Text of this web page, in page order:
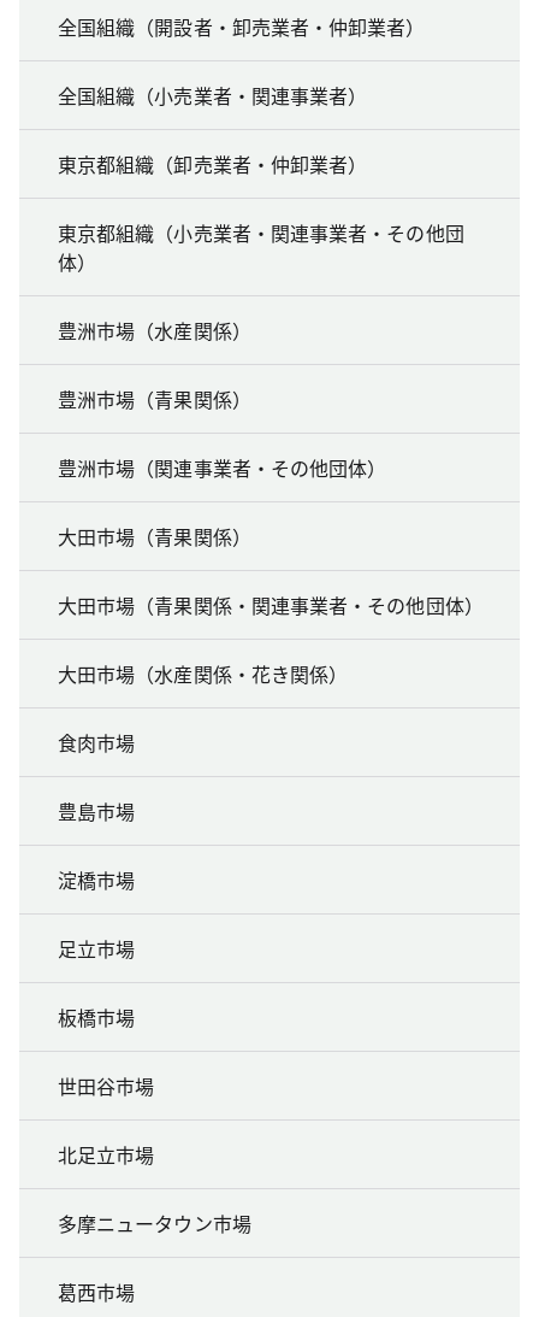
全国組織（開設者・卸売業者・仲卸業者）
全国組織（小売業者・関連事業者）
東京都組織（卸売業者・仲卸業者）
東京都組織（小売業者・関連事業者・その他団
体）
豊洲市場（水産関係）
豊洲市場（青果関係）
豊洲市場（関連事業者・その他団体）
大田市場（青果関係）
大田市場（青果関係・関連事業者・その他団体）
大田市場（水産関係・花き関係）
食肉市場
豊島市場
淀橋市場
足立市場
板橋市場
世田谷市場
北足立市場
多摩ニュータウン市場
葛西市場